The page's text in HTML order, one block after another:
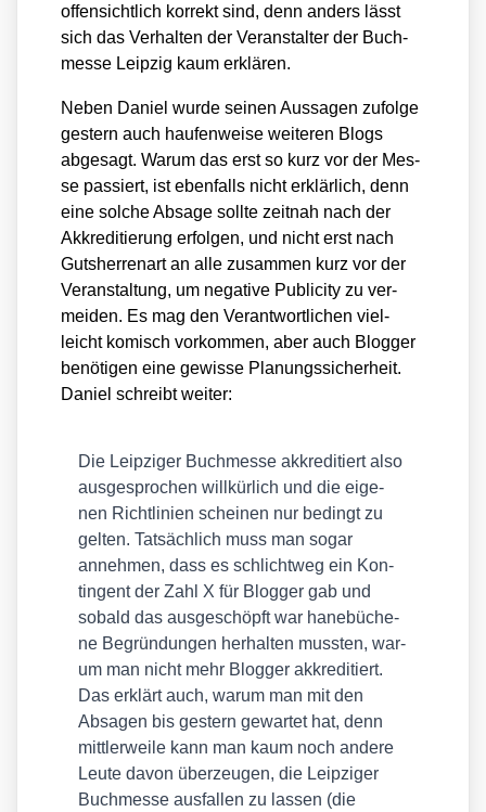
offen­sicht­lich kor­rekt sind, denn anders lässt
sich das Ver­hal­ten der Ver­an­stal­ter der Buch­
mes­se Leip­zig kaum erklä­ren.
Neben Dani­el wur­de sei­nen Aus­sa­gen zufol­ge
ges­tern auch hau­fen­wei­se wei­te­ren Blogs
abge­sagt. War­um das erst so kurz vor der Mes­
se pas­siert, ist eben­falls nicht erklär­lich, denn
eine sol­che Absa­ge soll­te zeit­nah nach der
Akkre­di­tie­rung erfol­gen, und nicht erst nach
Guts­her­ren­art an alle zusam­men kurz vor der
Ver­an­stal­tung, um nega­ti­ve Publi­ci­ty zu ver­
mei­den. Es mag den Ver­ant­wort­li­chen viel­
leicht komisch vor­kom­men, aber auch Blog­ger
benö­ti­gen eine gewis­se Pla­nungs­si­cher­heit.
Dani­el schreibt wei­ter:
Die Leip­zi­ger Buch­mes­se akkre­di­tiert also
aus­ge­spro­chen will­kür­lich und die eige­
nen Richt­li­ni­en schei­nen nur bedingt zu
gel­ten. Tat­säch­lich muss man sogar
anneh­men, dass es schlicht­weg ein Kon­
tin­gent der Zahl X für Blog­ger gab und
sobald das aus­ge­schöpft war hane­bü­che­
ne Begrün­dun­gen her­hal­ten muss­ten, war­
um man nicht mehr Blog­ger akkre­di­tiert.
Das erklärt auch, war­um man mit den
Absa­gen bis ges­tern gewar­tet hat, denn
mitt­ler­wei­le kann man kaum noch ande­re
Leu­te davon über­zeu­gen, die Leip­zi­ger
Buch­mes­se aus­fal­len zu las­sen (die